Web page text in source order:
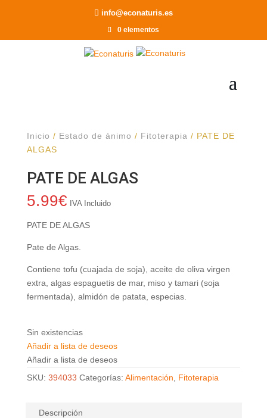
info@econaturis.es
0 elementos
Inicio / Estado de ánimo / Fitoterapia / PATE DE
ALGAS
PATE DE ALGAS
5.99€ IVA Incluido
PATE DE ALGAS
Pate de Algas.
Contiene tofu (cuajada de soja), aceite de oliva virgen
extra, algas espaguetis de mar, miso y tamari (soja
fermentada), almidón de patata, especias.
Sin existencias
Añadir a lista de deseos
Añadir a lista de deseos
SKU: 394033 Categorías: Alimentación Fitoterapia
Descripción